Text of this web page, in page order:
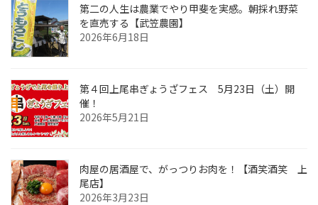
第二の人生は農業でやり甲斐を実感。朝採れ野菜
を直売する【武笠農園】
2026年6月18日
第４回上尾串ぎょうざフェス 5月23日（土）開
催！
2026年5月21日
肉屋の居酒屋で、がっつりお肉を！【酒笑酒笑 上
尾店】
2026年3月23日